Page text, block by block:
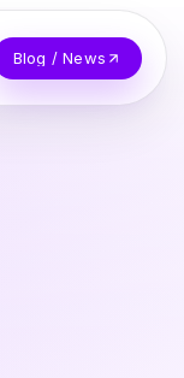
Blog / News